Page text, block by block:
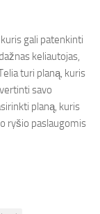
gali patenkinti
keliautojas,
turi planą, kuris
savo
planą, kuris
ryšio paslaugomis